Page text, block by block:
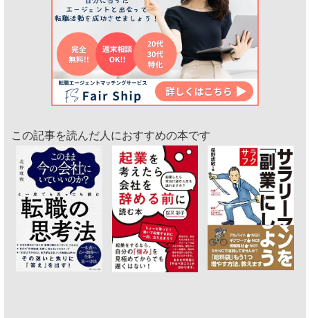
この記事を読んだ人におすすめの本です